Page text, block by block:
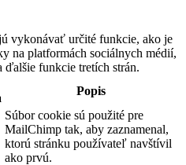
vykonávať určité funkcie, ako je
na platformách sociálnych médií,
ďalšie funkcie tretích strán.
Popis
Súbor cookie sú použité pre
MailChimp tak, aby zaznamenal,
ktorú stránku používateľ navštívil
ako prvú.